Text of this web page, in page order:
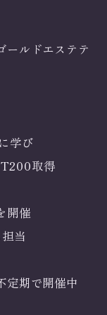
ールドエステテ
学び
取得
開催
当
定期で開催中